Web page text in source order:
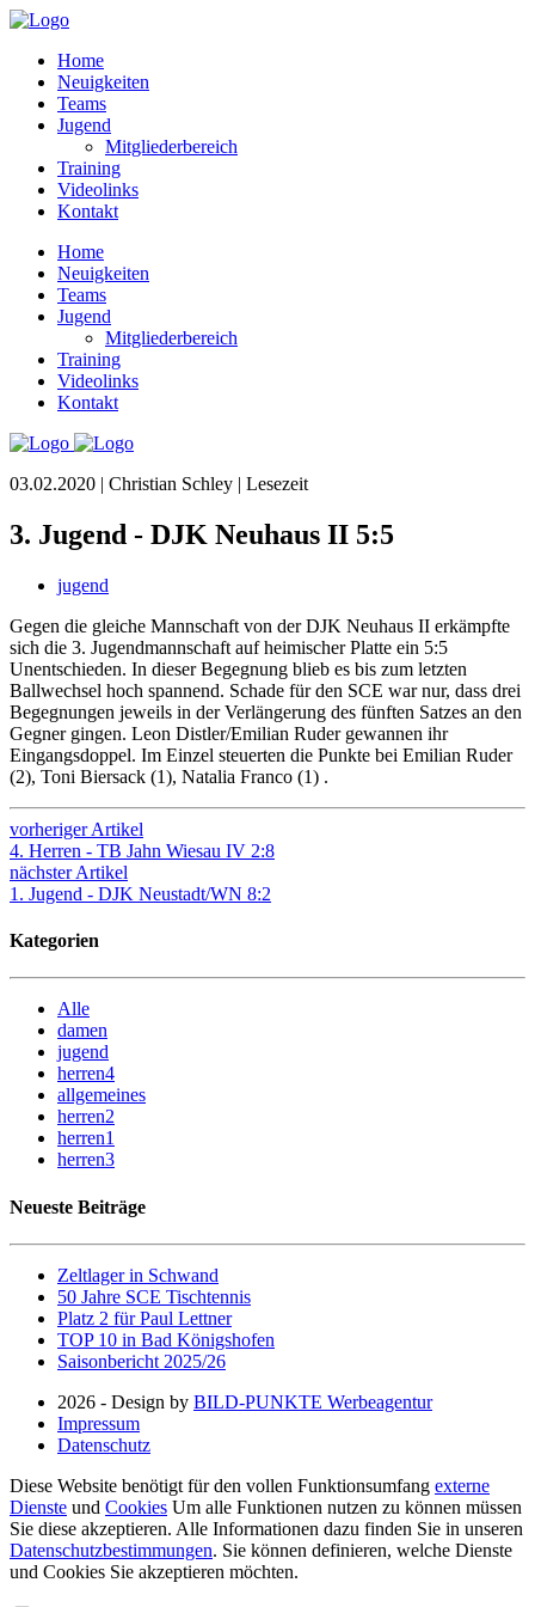
Home
Neuigkeiten
Teams
Jugend
Mitgliederbereich
Training
Videolinks
Kontakt
Home
Neuigkeiten
Teams
Jugend
Mitgliederbereich
Training
Videolinks
Kontakt
03.02.2020 | Christian Schley | Lesezeit
3. Jugend - DJK Neuhaus II 5:5
jugend
Gegen die gleiche Mannschaft von der DJK Neuhaus II erkämpfte
sich die 3. Jugendmannschaft auf heimischer Platte ein 5:5
Unentschieden. In dieser Begegnung blieb es bis zum letzten
Ballwechsel hoch spannend. Schade für den SCE war nur, dass drei
Begegnungen jeweils in der Verlängerung des fünften Satzes an den
Gegner gingen. Leon Distler/Emilian Ruder gewannen ihr
Eingangsdoppel. Im Einzel steuerten die Punkte bei Emilian Ruder
(2), Toni Biersack (1), Natalia Franco (1) .
vorheriger Artikel
4. Herren - TB Jahn Wiesau IV 2:8
nächster Artikel
1. Jugend - DJK Neustadt/WN 8:2
Kategorien
Alle
damen
jugend
herren4
allgemeines
herren2
herren1
herren3
Neueste Beiträge
Zeltlager in Schwand
50 Jahre SCE Tischtennis
Platz 2 für Paul Lettner
TOP 10 in Bad Königshofen
Saisonbericht 2025/26
2026 - Design by BILD-PUNKTE Werbeagentur
Impressum
Datenschutz
Diese Website benötigt für den vollen Funktionsumfang externe
Dienste und Cookies Um alle Funktionen nutzen zu können müssen
Sie diese akzeptieren. Alle Informationen dazu finden Sie in unseren
Datenschutzbestimmungen. Sie können definieren, welche Dienste
und Cookies Sie akzeptieren möchten.